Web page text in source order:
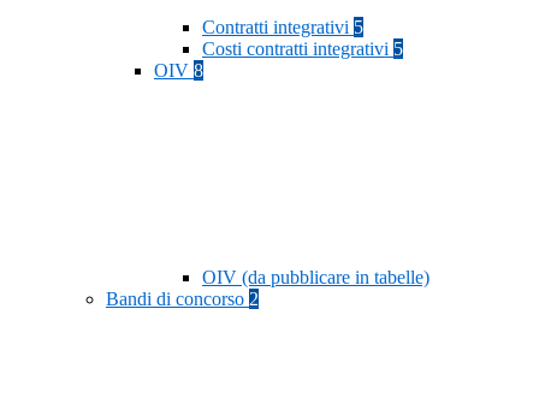
Contratti integrativi 5
Costi contratti integrativi 5
OIV 8
OIV (da pubblicare in tabelle)
Bandi di concorso 2